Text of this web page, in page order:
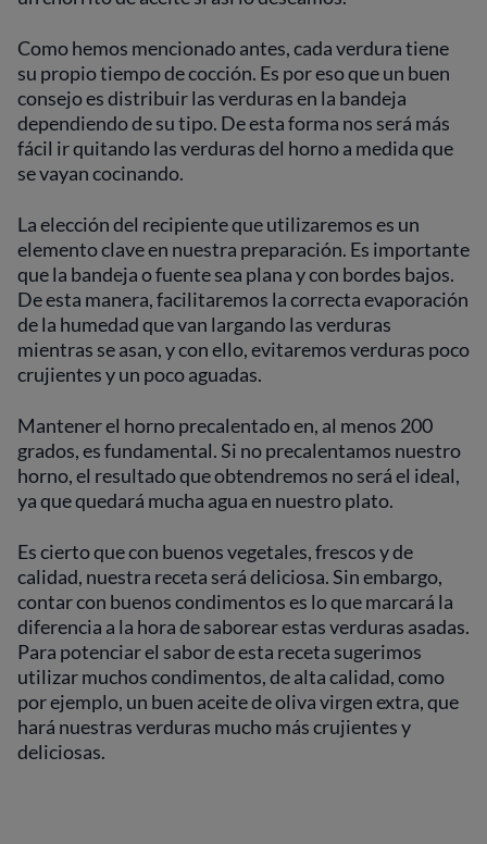
Como hemos mencionado antes, cada verdura tiene
su propio tiempo de cocción. Es por eso que un buen
consejo es distribuir las verduras en la bandeja
dependiendo de su tipo. De esta forma nos será más
fácil ir quitando las verduras del horno a medida que
se vayan cocinando.
La elección del recipiente que utilizaremos es un
elemento clave en nuestra preparación. Es importante
que la bandeja o fuente sea plana y con bordes bajos.
De esta manera, facilitaremos la correcta evaporación
de la humedad que van largando las verduras
mientras se asan, y con ello, evitaremos verduras poco
crujientes y un poco aguadas.
Mantener el horno precalentado en, al menos 200
grados, es fundamental. Si no precalentamos nuestro
horno, el resultado que obtendremos no será el ideal,
ya que quedará mucha agua en nuestro plato.
Es cierto que con buenos vegetales, frescos y de
calidad, nuestra receta será deliciosa. Sin embargo,
contar con buenos condimentos es lo que marcará la
diferencia a la hora de saborear estas verduras asadas.
Para potenciar el sabor de esta receta sugerimos
utilizar muchos condimentos, de alta calidad, como
por ejemplo, un buen aceite de oliva virgen extra, que
hará nuestras verduras mucho más crujientes y
deliciosas.